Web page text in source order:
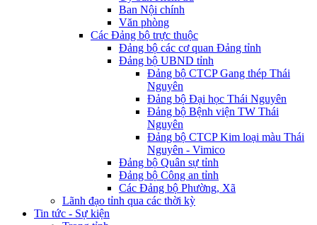
Ban Nội chính
Văn phòng
Các Đảng bộ trực thuộc
Đảng bộ các cơ quan Đảng tỉnh
Đảng bộ UBND tỉnh
Đảng bộ CTCP Gang thép Thái
Nguyên
Đảng bộ Đại học Thái Nguyên
Đảng bộ Bệnh viện TW Thái
Nguyên
Đảng bộ CTCP Kim loại màu Thái
Nguyên - Vimico
Đảng bộ Quân sự tỉnh
Đảng bộ Công an tỉnh
Các Đảng bộ Phường, Xã
Lãnh đạo tỉnh qua các thời kỳ
Tin tức - Sự kiện